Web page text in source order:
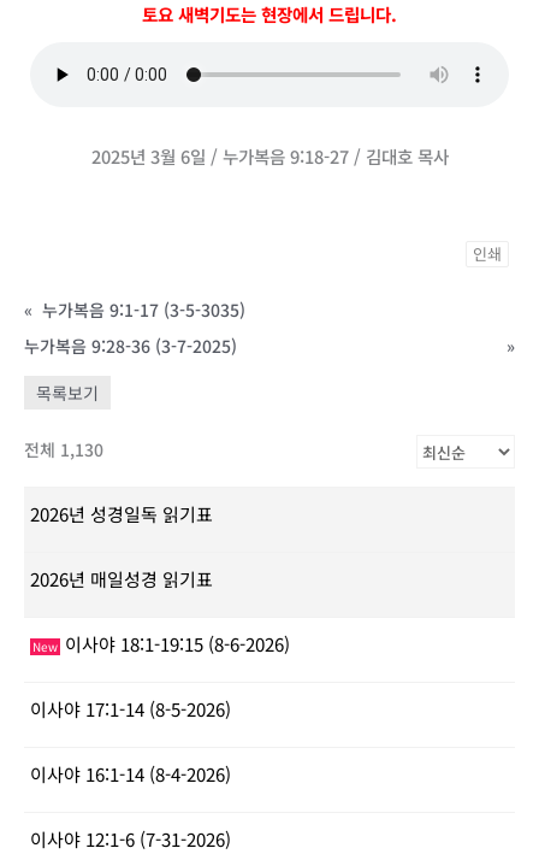
토요 새벽기도는 현장에서 드립니다.
2025년 3월 6일 / 누가복음 9:18-27 / 김대호 목사
인쇄
« 누가복음 9:1-17 (3-5-3035)
누가복음 9:28-36 (3-7-2025)
»
목록보기
전체 1,130
2026년 성경일독 읽기표
2026년 매일성경 읽기표
New 이사야 18:1-19:15 (8-6-2026)
이사야 17:1-14 (8-5-2026)
이사야 16:1-14 (8-4-2026)
이사야 12:1-6 (7-31-2026)